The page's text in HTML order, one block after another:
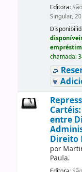
Editora:
Singular,
chamada:
entre
Direito
por
Paula.